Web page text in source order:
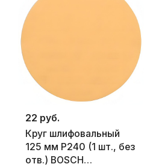
22 руб.
Круг шлифовальный
125 мм P240 (1 шт., без
отв.) BOSCH